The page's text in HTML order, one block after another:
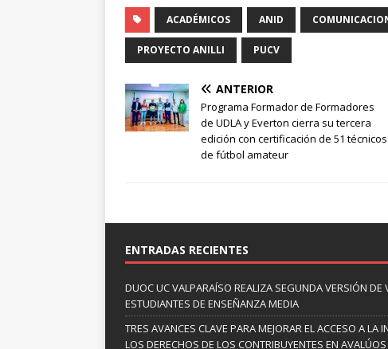
ACADÉMICOS ANID
PROYECTO ANILLI PUCV
ANTERIOR
Programa Formador de Formadores
de UDLA y Everton cierra su tercera
edición con certificación de 51 técnicos
de fútbol amateur
ENTRADAS RECIENTES
DUOC UC VALPARAÍSO REALIZA SEGUNDA VERSIÓN
ESTUDIANTES DE ENSEÑANZA MEDIA
TRES AVANCES CLAVE PARA MEJORAR EL ACCESO A LA
LOS DERECHOS DE LOS CONTRIBUYENTES EN AVALÚOS